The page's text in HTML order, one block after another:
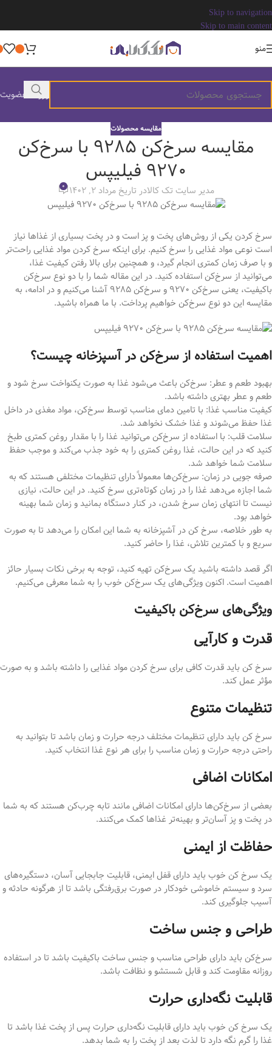
Skip to navigation
Skip to main content
منو
ورود / عضویت
مقایسه محصولات
مقایسه سرخ‌کن ۹۲۸۵ با سرخ‌کن
۹۲۷۰ فیلیپس
مدیر سایت تک کالادر تاریخ مرداد 2, 1402 0
سرخ کردن یکی از روش‌های پخت و پز است و در پخت بسیاری از غذاها نیاز
است نوعی مواد غذایی را سرخ کنیم. برای اینکه سرخ کردن مواد غذایی راحت‌تر
و با صرف زمان کمتری انجام گیرد، و همچنین برای بالا رفتن کیفیت غذا،
می‌توانید از سرخ‌کن استفاده کنید. در این مقاله شما را با دو نوع سرخ‌کن
باکیفیت، یعنی سرخ‌کن ۹۲۷۰ و سرخ‌کن ۹۲۸۵ آشنا می‌کنیم و در ادامه، به
مقایسه این دو نوع سرخ‌کن خواهیم پرداخت. با ما همراه باشید.
اهمیت استفاده از سرخ‌کن در آسپزخانه چیست؟
بهبود طعم و عطر: سرخ‌کن باعث می‌شود غذا به صورت یکنواخت سرخ شود و
طعم و عطر بهتری داشته باشد.
کیفیت مناسب غذا: با تامین دمای مناسب توسط سرخ‌کن، مواد مغذی در داخل
غذا حفظ می‌شوند و غذا خشک نخواهد شد.
سلامت قلب: با استفاده از سرخ‌کن می‌توانید غذا را با مقدار روغن کمتری طبخ
کنید که در این حالت، غذا روغن کمتری را به خود جذب می‌کند و موجب حفظ
سلامت شما خواهد شد.
صرفه جویی در زمان: سرخ‌کن‌ها معمولاً دارای تنظیمات مختلفی هستند که به
شما اجازه می‌دهد غذا را در زمان کوتاه‌تری سرخ کنید. در این حالت، نیازی
نیست تا انتهای زمان سرخ شدن، در کنار دستگاه بمانید و زمان شما بهینه
خواهد بود.
به طور خلاصه، سرخ کن در آشپزخانه به شما این امکان را می‌دهد تا به صورت
سریع و با کمترین تلاش، غذا را حاضر کنید.
اگر قصد داشته باشید یک سرخ‌کن تهیه کنید، توجه به برخی نکات بسیار حائز
اهمیت است. اکنون ویژگی‌های یک سرخ‌کن خوب را به شما معرفی می‌کنیم.
ویژگی‌های سرخ‌کن باکیفیت
قدرت و کارآیی
سرخ کن باید قدرت کافی برای سرخ کردن مواد غذایی را داشته باشد و به صورت
مؤثر عمل کند.
تنظیمات متنوع
سرخ کن باید دارای تنظیمات مختلف درجه حرارت و زمان باشد تا بتوانید به
راحتی درجه حرارت و زمان مناسب را برای هر نوع غذا انتخاب کنید.
امکانات اضافی
بعضی از سرخ‌کن‌ها دارای امکانات اضافی مانند تابه چرب‌کن هستند که به شما
در پخت و پز آسان‌تر و بهینه‌تر غذاها کمک می‌کنند.
حفاظت از ایمنی
یک سرخ کن خوب باید دارای قفل ایمنی، قابلیت جابجایی آسان، دستگیره‌های
سرد و سیستم خاموشی خودکار در صورت برق‌رفتگی باشد تا از هرگونه حادثه و
آسیب جلوگیری کند.
طراحی و جنس ساخت
سرخ‌کن باید دارای طراحی مناسب و جنس ساخت با‌کیفیت باشد تا در استفاده
روزانه مقاومت کند و قابل شستشو و نظافت باشد.
قابلیت نگه‌داری حرارت
یک سرخ کن خوب باید دارای قابلیت نگه‌داری حرارت پس از پخت غذا باشد تا
غذا را گرم نگه دارد تا لذت بعد از پخت را به شما بدهد.